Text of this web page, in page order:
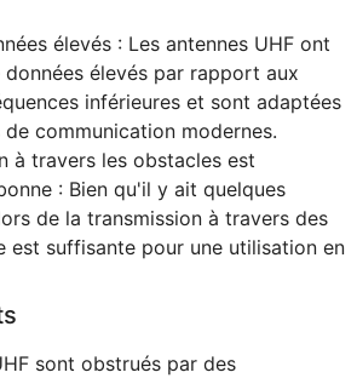
élevés : Les antennes UHF ont
élevés par rapport aux
inférieures et sont adaptées
communication modernes.
à travers les obstacles est
: Bien qu'il y ait quelques
de la transmission à travers des
est suffisante pour une utilisation en
sont obstrués par des